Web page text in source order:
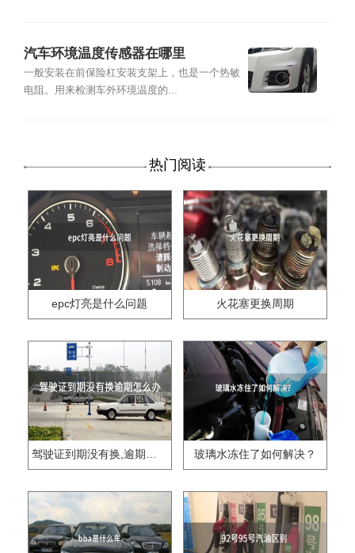
汽车环境温度传感器在哪里
一般安装在前保险杠安装支架上，也是一个热敏
电阻。用来检测车外环境温度的...
热门阅读
epc灯亮是什么问题 火花塞更换周期
驾驶证到期没有换,逾期怎么办?? 玻璃水冻住了如何解决？